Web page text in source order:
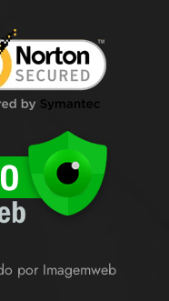
por Imagemweb